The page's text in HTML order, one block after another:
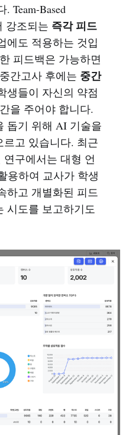
Team-Based
강조되는 즉각 피드
에도 적용하는 것입
피드백은 가능하면
간고사 후에는 중간
생들이 자신의 약점
을 주어야 합니다.
돕기 위해 AI 기술을
고 있습니다. 최근
구에서는 대형 언
용하여 교사가 학생
하고 개별화된 피드
시도를 보고하기도